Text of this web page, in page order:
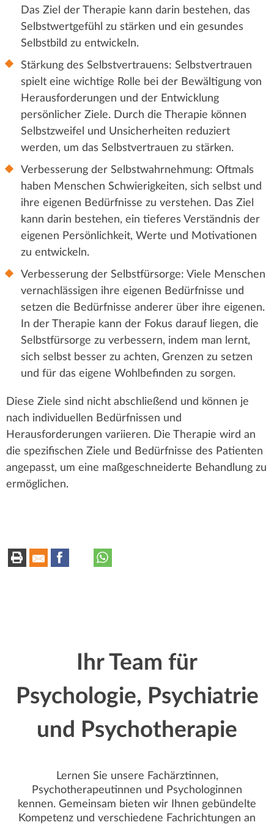
Das Ziel der Therapie kann darin bestehen, das
Selbstwertgefühl zu stärken und ein gesundes
Selbstbild zu entwickeln.
Stärkung des Selbstvertrauens: Selbstvertrauen
spielt eine wichtige Rolle bei der Bewältigung von
Herausforderungen und der Entwicklung
persönlicher Ziele. Durch die Therapie können
Selbstzweifel und Unsicherheiten reduziert
werden, um das Selbstvertrauen zu stärken.
Verbesserung der Selbstwahrnehmung: Oftmals
haben Menschen Schwierigkeiten, sich selbst und
ihre eigenen Bedürfnisse zu verstehen. Das Ziel
kann darin bestehen, ein tieferes Verständnis der
eigenen Persönlichkeit, Werte und Motivationen
zu entwickeln.
Verbesserung der Selbstfürsorge: Viele Menschen
vernachlässigen ihre eigenen Bedürfnisse und
setzen die Bedürfnisse anderer über ihre eigenen.
In der Therapie kann der Fokus darauf liegen, die
Selbstfürsorge zu verbessern, indem man lernt,
sich selbst besser zu achten, Grenzen zu setzen
und für das eigene Wohlbefinden zu sorgen.
Diese Ziele sind nicht abschließend und können je
nach individuellen Bedürfnissen und
Herausforderungen variieren. Die Therapie wird an
die spezifischen Ziele und Bedürfnisse des Patienten
angepasst, um eine maßgeschneiderte Behandlung zu
ermöglichen.
Ihr Team für
Psychologie, Psychiatrie
und Psychotherapie
Lernen Sie unsere Fachärztinnen,
Psychotherapeutinnen und Psychologinnen
kennen. Gemeinsam bieten wir Ihnen gebündelte
Kompetenz und verschiedene Fachrichtungen an